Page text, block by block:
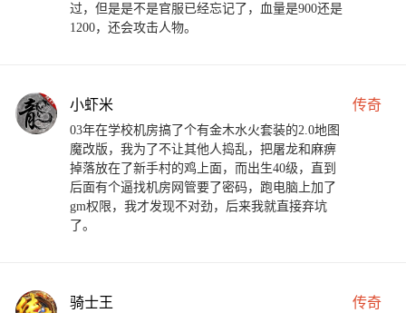
过，但是是不是官服已经忘记了，血量是900还是
1200，还会攻击人物。
小虾米 传奇
03年在学校机房搞了个有金木水火套装的2.0地图
魔改版，我为了不让其他人捣乱，把屠龙和麻痹
掉落放在了新手村的鸡上面，而出生40级，直到
后面有个逼找机房网管要了密码，跑电脑上加了
gm权限，我才发现不对劲，后来我就直接弃坑
了。
骑士王 传奇